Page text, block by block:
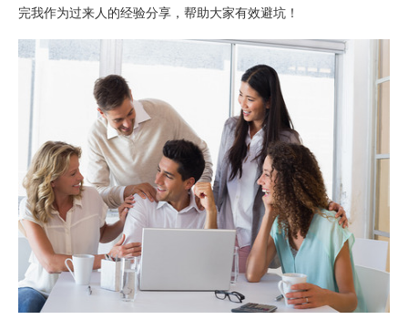
完我作为过来人的经验分享，帮助大家有效避坑！